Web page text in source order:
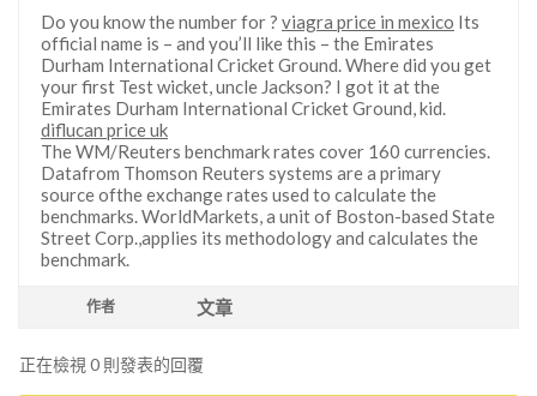
Do you know the number for ? viagra price in mexico Its
official name is – and you’ll like this – the Emirates
Durham International Cricket Ground. Where did you get
your first Test wicket, uncle Jackson? I got it at the
Emirates Durham International Cricket Ground, kid.
diflucan price uk
The WM/Reuters benchmark rates cover 160 currencies.
Datafrom Thomson Reuters systems are a primary
source ofthe exchange rates used to calculate the
benchmarks. WorldMarkets, a unit of Boston-based State
Street Corp.,applies its methodology and calculates the
benchmark.
作者 文章
正在檢視 0 則發表的回覆